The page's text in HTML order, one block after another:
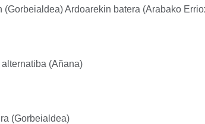
Ardoarekin batera (Arabako
(Añana)
(Gorbeialdea)